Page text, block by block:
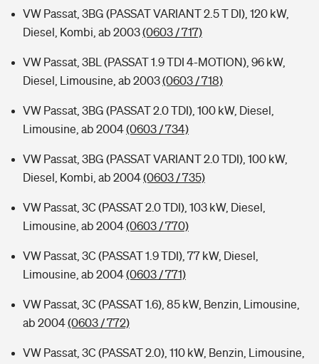
VW Passat, 3BG (PASSAT VARIANT 2.5 T DI), 120 kW,
Diesel, Kombi, ab 2003(0603 / 717)
VW Passat, 3BL (PASSAT 1.9 TDI 4-MOTION), 96 kW,
Diesel, Limousine, ab 2003(0603 / 718)
VW Passat, 3BG (PASSAT 2.0 TDI), 100 kW, Diesel,
Limousine, ab 2004(0603 / 734)
VW Passat, 3BG (PASSAT VARIANT 2.0 TDI), 100 kW,
Diesel, Kombi, ab 2004(0603 / 735)
VW Passat, 3C (PASSAT 2.0 TDI), 103 kW, Diesel,
Limousine, ab 2004(0603 / 770)
VW Passat, 3C (PASSAT 1.9 TDI), 77 kW, Diesel,
Limousine, ab 2004(0603 / 771)
VW Passat, 3C (PASSAT 1.6), 85 kW, Benzin, Limousine,
ab 2004(0603 / 772)
VW Passat, 3C (PASSAT 2.0), 110 kW, Benzin, Limousine,